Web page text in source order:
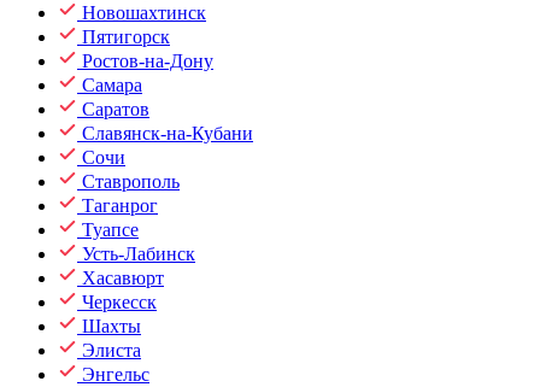
Новошахтинск
Пятигорск
Ростов-на-Дону
Самара
Саратов
Славянск-на-Кубани
Сочи
Ставрополь
Таганрог
Туапсе
Усть-Лабинск
Хасавюрт
Черкесск
Шахты
Элиста
Энгельс